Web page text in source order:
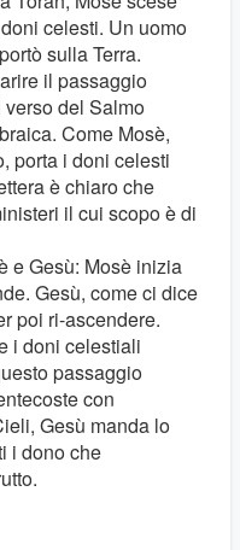
celesti. Un uomo
sulla Terra.
il passaggio
verso del Salmo
Come Mosè,
porta i doni celesti
è chiaro che
il cui scopo è di
e Gesù: Mosè inizia
Gesù, come ci dice
poi ri-ascendere.
i doni celestiali
passaggio
con
Gesù manda lo
i dono che